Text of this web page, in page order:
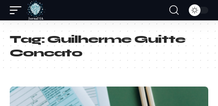
Tag:Guilherme Guitte
Concato